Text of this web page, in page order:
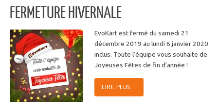
FERMETURE HIVERNALE
EvoKart est fermé du samedi 21
décembre 2019 au lundi 6 janvier 2020
inclus. Toute l’équipe vous souhaite de
Joyeuses Fêtes de fin d’année !
LIRE PLUS